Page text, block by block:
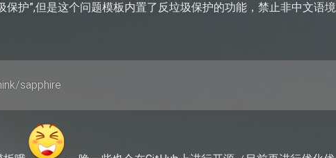
护”,但是这个问题模板内置了反垃圾保护的功能，禁止非中文语
sapphire